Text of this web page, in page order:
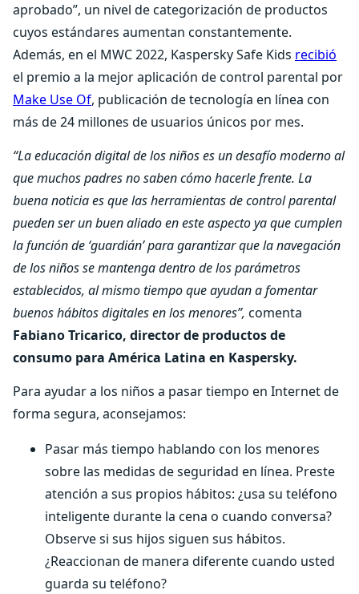
aprobado”, un nivel de categorización de productos
cuyos estándares aumentan constantemente.
Además, en el MWC 2022, Kaspersky Safe Kids recibió
el premio a la mejor aplicación de control parental por
Make Use Of, publicación de tecnología en línea con
más de 24 millones de usuarios únicos por mes.
“La educación digital de los niños es un desafío moderno al
que muchos padres no saben cómo hacerle frente. La
buena noticia es que las herramientas de control parental
pueden ser un buen aliado en este aspecto ya que cumplen
la función de ‘guardián’ para garantizar que la navegación
de los niños se mantenga dentro de los parámetros
establecidos, al mismo tiempo que ayudan a fomentar
buenos hábitos digitales en los menores”, comenta
Fabiano Tricarico, director de productos de
consumo para América Latina en Kaspersky.
Para ayudar a los niños a pasar tiempo en Internet de
forma segura, aconsejamos:
Pasar más tiempo hablando con los menores
sobre las medidas de seguridad en línea. Preste
atención a sus propios hábitos: ¿usa su teléfono
inteligente durante la cena o cuando conversa?
Observe si sus hijos siguen sus hábitos.
¿Reaccionan de manera diferente cuando usted
guarda su teléfono?